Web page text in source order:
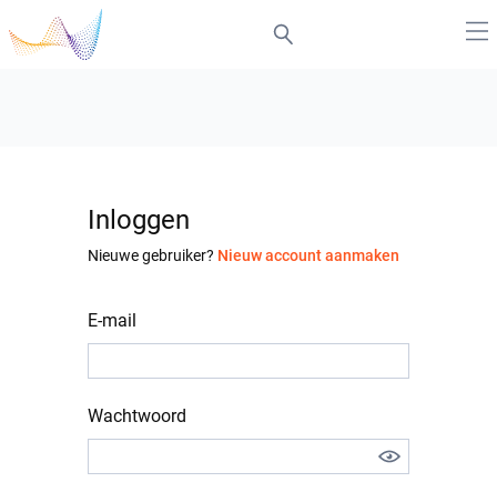
Inloggen
Nieuwe gebruiker? Nieuw account aanmaken
E-mail
Wachtwoord